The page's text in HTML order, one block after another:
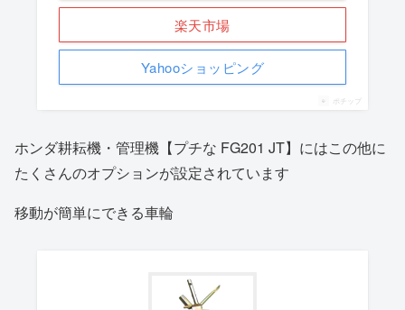
楽天市場
Yahooショッピング
ポチップ
ホンダ耕耘機・管理機【プチな FG201 JT】にはこの他に
たくさんのオプションが設定されています
移動が簡単にできる車輪